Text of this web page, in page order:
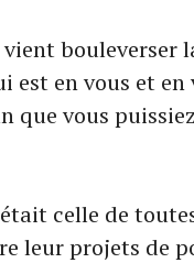
bouleverser
est en vous et en
que vous puissiez
celle de
leur projets de